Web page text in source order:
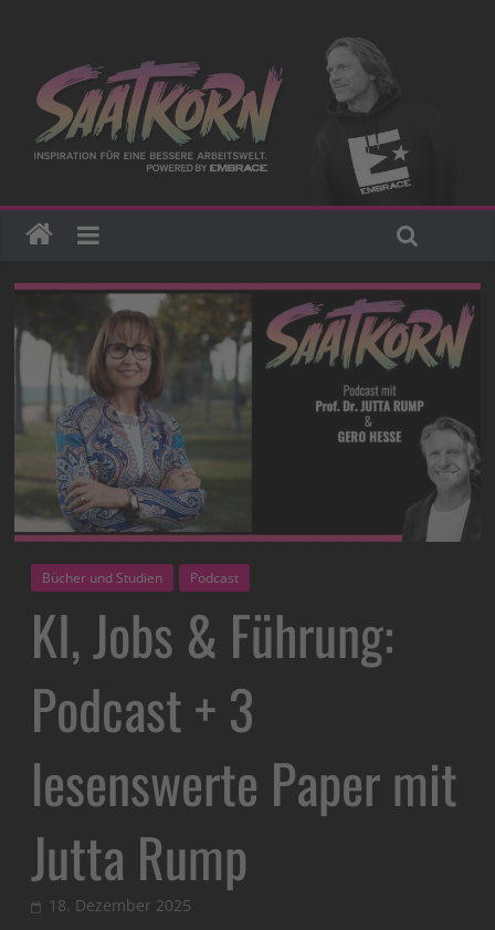
Bücher und Studien Podcast
KI, Jobs & Führung:
Podcast + 3
lesenswerte Paper mit
Jutta Rump
18. Dezember 2025